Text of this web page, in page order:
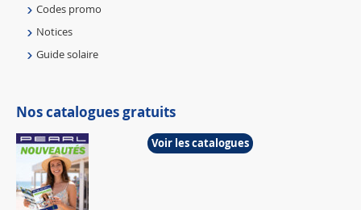
Codes promo
Notices
Guide solaire
Nos catalogues gratuits
Voir les catalogues